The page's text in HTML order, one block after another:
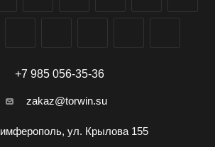
+7 985 056-35-36
zakaz@torwin.su
ул. Крылова 155